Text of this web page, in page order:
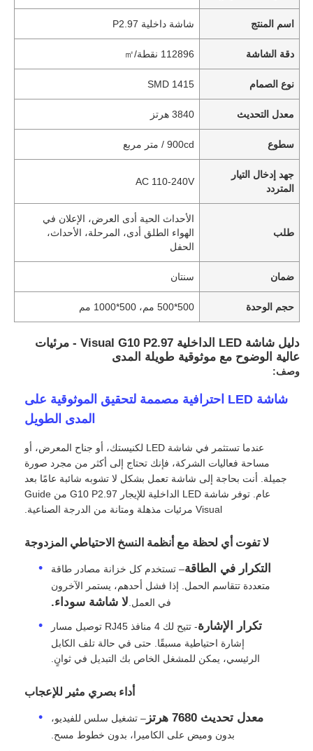
المنزل
اسم المنتج شاشة داخلية P2.97
دقة الشاشة 112896 نقطة/㎡
نوع الصمام SMD 1415
معدل التحديث 3840 هرتز
سطوع 900cd / متر مربع
جهد إدخال التيار
المتردد
AC 110-240V
طلب
الأحداث الحية أدى العرض، الإعلان في
الهواء الطلق أدى، المرحلة، الأحداث،
الحفل
ضمان سنتان
حجم الوحدة 500*500 مم، 500*1000 مم
دليل شاشة LED الداخلية Visual G10 P2.97 - مرئيات
عالية الوضوح مع موثوقية طويلة المدى
وصف:
شاشة LED احترافية مصممة لتحقيق الموثوقية على
المدى الطويل
عندما تستثمر في شاشة LED لكنيستك، أو جناح المعرض، أو
مساحة فعاليات الشركة، فإنك تحتاج إلى أكثر من مجرد صورة
جميلة. أنت بحاجة إلى شاشة تعمل بشكل لا تشوبه شائبة عامًا بعد
عام. توفر شاشة LED الداخلية للإيجار G10 P2.97 من Guide
Visual مرئيات مذهلة ومتانة من الدرجة الصناعية.
لا تفوت أي لحظة مع أنظمة النسخ الاحتياطي المزدوجة
التكرار في الطاقة– تستخدم كل خزانة مصادر طاقة
متعددة تتقاسم الحمل. إذا فشل أحدهم، يستمر الآخرون
في العمل. لا شاشة سوداء.
تكرار الإشارة
- تتيح لك 4 منافذ RJ45 توصيل مسار
إشارة احتياطية مسبقًا. حتى في حالة تلف الكابل
الرئيسي، يمكن للمشغل الخاص بك التبديل في ثوانٍ.
أداء بصري مثير للإعجاب
معدل تحديث 7680 هرتز
– تشغيل سلس للفيديو،
بدون وميض على الكاميرا، بدون خطوط مسح.